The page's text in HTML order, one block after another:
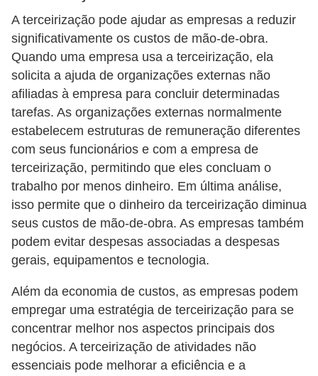
A terceirização pode ajudar as empresas a reduzir
significativamente os custos de mão-de-obra.
Quando uma empresa usa a terceirização, ela
solicita a ajuda de organizações externas não
afiliadas à empresa para concluir determinadas
tarefas. As organizações externas normalmente
estabelecem estruturas de remuneração diferentes
com seus funcionários e com a empresa de
terceirização, permitindo que eles concluam o
trabalho por menos dinheiro. Em última análise,
isso permite que o dinheiro da terceirização diminua
seus custos de mão-de-obra. As empresas também
podem evitar despesas associadas a despesas
gerais, equipamentos e tecnologia.
Além da economia de custos, as empresas podem
empregar uma estratégia de terceirização para se
concentrar melhor nos aspectos principais dos
negócios. A terceirização de atividades não
essenciais pode melhorar a eficiência e a
o
t
r
a
b
a
l
h
i
s
t
a
M
T
E
M